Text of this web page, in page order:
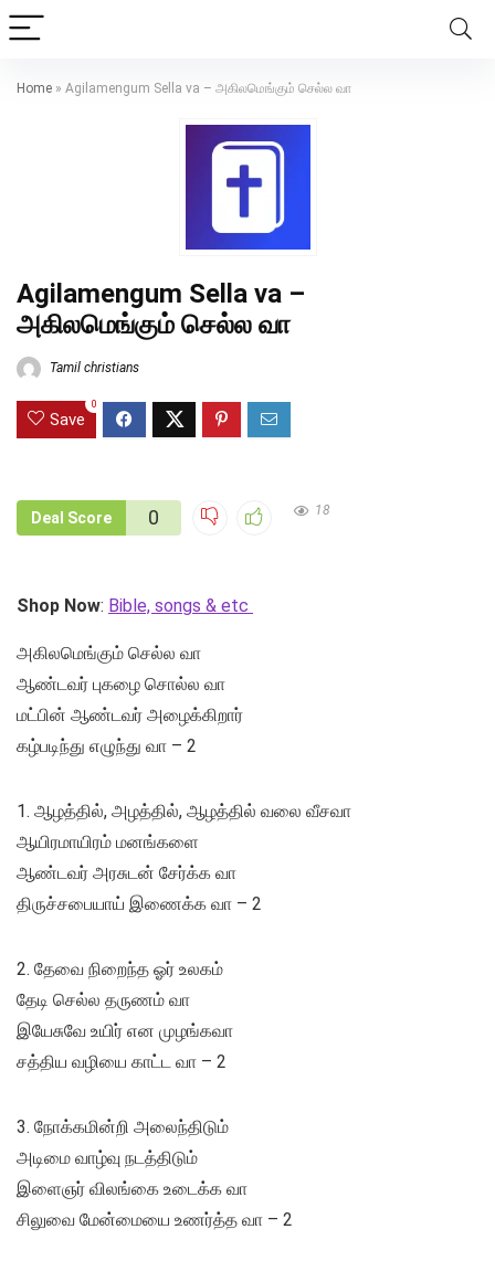
Home » Agilamengum Sella va – அகிலமெங்கும் செல்ல வா
Agilamengum Sella va –
அகிலமெங்கும் செல்ல வா
Tamil christians
Save
0
Deal Score 0 18
Shop Now: Bible, songs & etc
அகிலமெங்கும் செல்ல வா
ஆண்டவர் புகழை சொல்ல வா
மட்பின் ஆண்டவர் அழைக்கிறார்
கழ்படிந்து எழுந்து வா – 2
1. ஆழத்தில், அழத்தில், ஆழத்தில் வலை வீசவா
ஆயிரமாயிரம் மனங்களை
ஆண்டவர் அரசுடன் சேர்க்க வா
திருச்சபையாய் இணைக்க வா – 2
2. தேவை நிறைந்த ஓர் உலகம்
தேடி செல்ல தருணம் வா
இயேசுவே உயிர் என முழங்கவா
சத்திய வழியை காட்ட வா – 2
3. நோக்கமின்றி அலைந்திடும்
அடிமை வாழ்வு நடத்திடும்
இளைஞர் விலங்கை உடைக்க வா
சிலுவை மேன்மையை உணர்த்த வா – 2